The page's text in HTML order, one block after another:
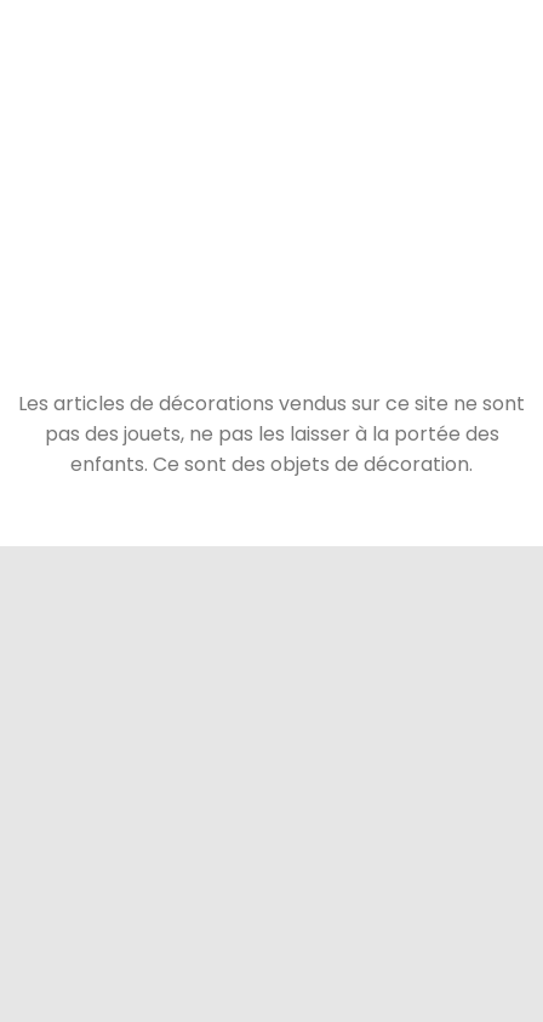
Les articles de décorations vendus sur ce site ne sont
pas des jouets, ne pas les laisser à la portée des
enfants. Ce sont des objets de décoration.